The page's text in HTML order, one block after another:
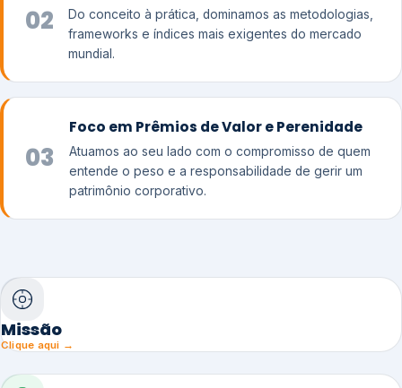
02
Do conceito à prática, dominamos as metodologias,
frameworks e índices mais exigentes do mercado
mundial.
03
Foco em Prêmios de Valor e Perenidade
Atuamos ao seu lado com o compromisso de quem
entende o peso e a responsabilidade de gerir um
patrimônio corporativo.
Missão
Clique aqui →